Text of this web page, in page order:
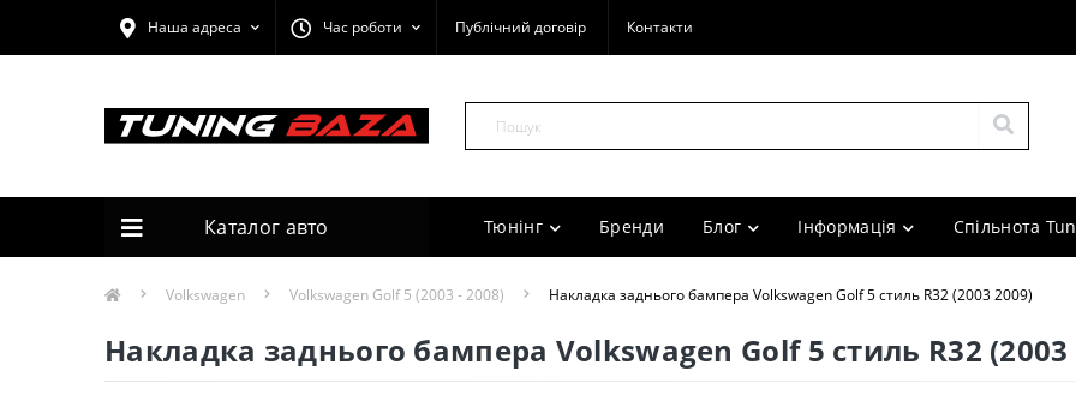
Наша адреса Час роботи Публічний договір Контакти
Каталог авто Тюнінг Бренди Блог Інформація Спільнота
Volkswagen Volkswagen Golf 5 (2003 - 2008) Накладка заднього бампера Volkswagen Golf 5 стиль R32 (2003 2009)
Накладка заднього бампера Volkswagen Golf 5 стиль R32 (2003